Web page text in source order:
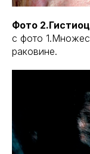
Фото
с фото
раковине.